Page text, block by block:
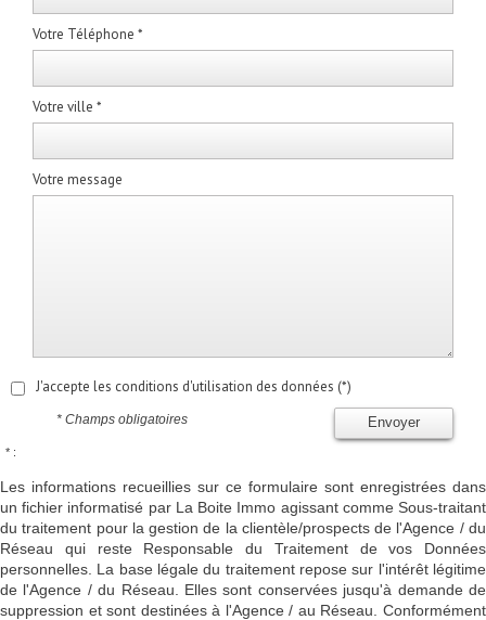
Votre Téléphone *
Votre ville *
Votre message
J'accepte les conditions d'utilisation des données (*)
Envoyer
* Champs obligatoires
* :
Les informations recueillies sur ce formulaire sont enregistrées dans
un fichier informatisé par La Boite Immo agissant comme Sous-traitant
du traitement pour la gestion de la clientèle/prospects de l'Agence / du
Réseau qui reste Responsable du Traitement de vos Données
personnelles. La base légale du traitement repose sur l'intérêt légitime
de l'Agence / du Réseau. Elles sont conservées jusqu'à demande de
suppression et sont destinées à l'Agence / au Réseau. Conformément